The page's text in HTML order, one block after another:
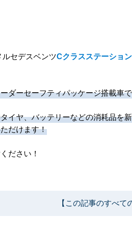
ルセデスベンツCクラスステーショ
ダーセーフティパッケージ搭載車
イヤ、バッテリーなどの消耗品を
だけます！
ださい！
【この記事のすべて